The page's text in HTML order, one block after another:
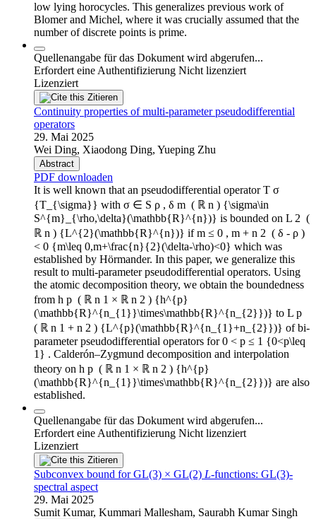
low lying horocycles. This generalizes previous work of
Blomer and Michel, where it was crucially assumed that the
number of discrete points is prime.
Quellenangabe für das Dokument wird abgerufen...
Erfordert eine Authentifizierung Nicht lizenziert
Lizenziert
Zitieren
Continuity properties of multi-parameter pseudodifferential
operators
29. Mai 2025
Wei Ding, Xiaodong Ding, Yueping Zhu
Abstract
PDF downloaden
It is well known that an pseudodifferential operator T σ
{T_{\sigma}} with σ ∈ S ρ , δ m ⁢ ( ℝ n ) {\sigma\in
S^{m}_{\rho,\delta}(\mathbb{R}^{n})} is bounded on L 2 ⁢ (
ℝ n ) {L^{2}(\mathbb{R}^{n})} if m ≤ 0 , m + n 2 ⁢ ( δ - ρ )
< 0 {m\leq 0,m+\frac{n}{2}(\delta-\rho)<0} which was
established by Hörmander. In this paper, we generalize this
result to multi-parameter pseudodifferential operators. Using
the atomic decomposition theory, we obtain the boundedness
from h p ⁢ ( ℝ n 1 × ℝ n 2 ) {h^{p}
(\mathbb{R}^{n_{1}}\times\mathbb{R}^{n_{2}})} to L p ⁢
( ℝ n 1 + n 2 ) {L^{p}(\mathbb{R}^{n_{1}+n_{2}})} of bi-
parameter pseudodifferential operators for 0 < p ≤ 1 {0<p\leq
1} . Calderón–Zygmund decomposition and interpolation
theory on h p ⁢ ( ℝ n 1 × ℝ n 2 ) {h^{p}
(\mathbb{R}^{n_{1}}\times\mathbb{R}^{n_{2}})} are also
established.
Quellenangabe für das Dokument wird abgerufen...
Erfordert eine Authentifizierung Nicht lizenziert
Lizenziert
Zitieren
Subconvex bound for GL(3) × GL(2) L-functions: GL(3)-
spectral aspect
29. Mai 2025
Sumit Kumar, Kummari Mallesham, Saurabh Kumar Singh